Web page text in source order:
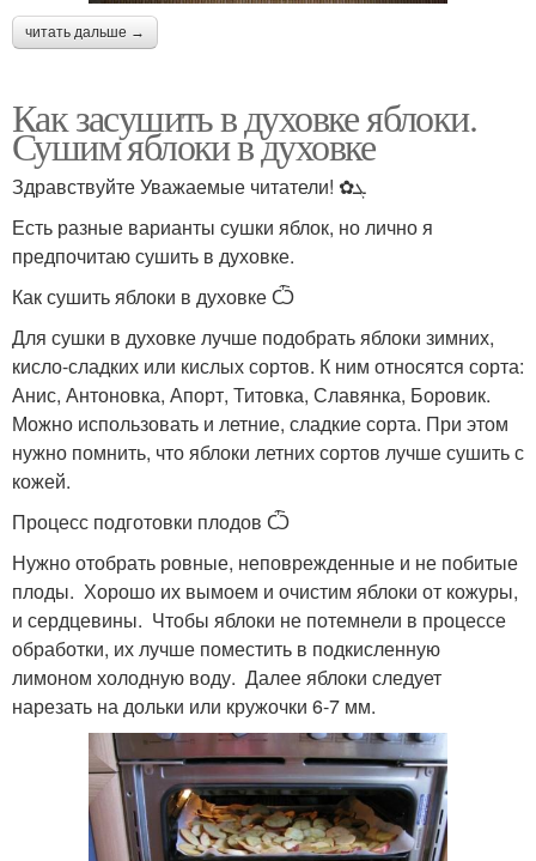
читать дальше →
Как засушить в духовке яблоки.
Сушим яблоки в духовке
Здравствуйте Уважаемые читатели! ✿ܓ
Есть разные варианты сушки яблок, но лично я
предпочитаю сушить в духовке.
Как сушить яблоки в духовке Ѽ
Для сушки в духовке лучше подобрать яблоки зимних,
кисло-сладких или кислых сортов. К ним относятся сорта:
Анис, Антоновка, Апорт, Титовка, Славянка, Боровик.
Можно использовать и летние, сладкие сорта. При этом
нужно помнить, что яблоки летних сортов лучше сушить с
кожей.
Процесс подготовки плодов Ѽ
Нужно отобрать ровные, неповрежденные и не побитые
плоды. Хорошо их вымоем и очистим яблоки от кожуры,
и сердцевины. Чтобы яблоки не потемнели в процессе
обработки, их лучше поместить в подкисленную
лимоном холодную воду. Далее яблоки следует
нарезать на дольки или кружочки 6-7 мм.